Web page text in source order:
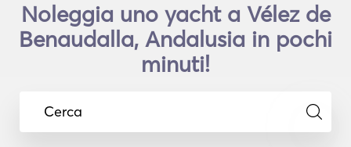
Noleggia uno yacht a Vélez de
Benaudalla, Andalusia in pochi
minuti!
Cerca